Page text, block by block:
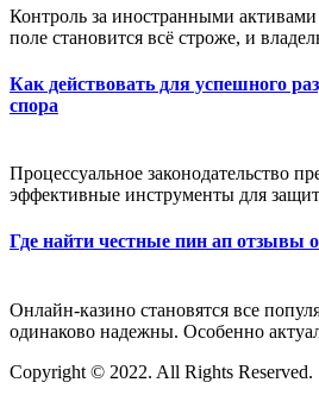
Контроль за иностранными
поле становится всё строже, и
Как действовать для успешного
спора
Процессуальное законодательство
эффективные инструменты для
Где найти честные пин ап отзывы
Онлайн-казино становятся все
одинаково надежны. Особенно
Copyright © 2022. All Rights Reserved.